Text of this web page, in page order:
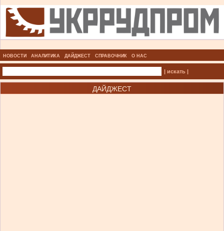
НОВОСТИ АНАЛИТИКА ДАЙДЖЕСТ СПРАВОЧНИК О НАС
| искать |
ДАЙДЖЕСТ